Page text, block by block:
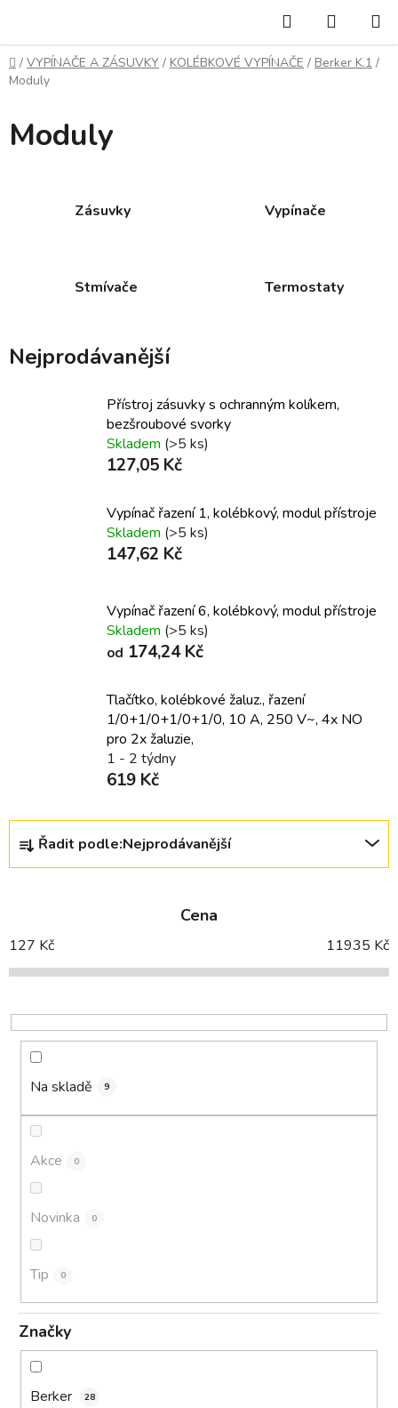
obsah
Hledat
KOŠÍK
Domů
/ VYPÍNAČE A ZÁSUVKY / KOLÉBKOVÉ VYPÍNAČE / Berker K.1 /
Moduly
Moduly
Zásuvky Vypínače
Stmívače Termostaty
Nejprodávanější
Přístroj zásuvky s ochranným kolíkem,
bezšroubové svorky
Skladem (>5 ks)
127,05 Kč
Vypínač řazení 1, kolébkový, modul přístroje
Skladem (>5 ks)
147,62 Kč
Vypínač řazení 6, kolébkový, modul přístroje
Skladem (>5 ks)
od 174,24 Kč
Tlačítko, kolébkové žaluz., řazení
1/0+1/0+1/0+1/0, 10 A, 250 V~, 4x NO
pro 2x žaluzie,
1 - 2 týdny
619 Kč
Ř
z
í
p
o
d
Řadit podle:Nejprodávanější
Cena
127 Kč 11935 Kč
Na skladě 9
Akce 0
Novinka 0
Tip 0
Značky
Berker 28